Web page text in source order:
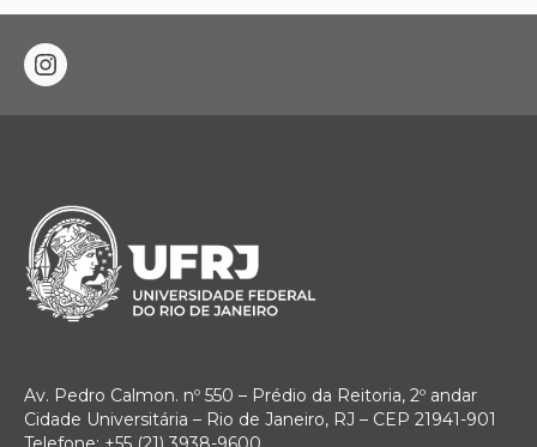
instagram
Av. Pedro Calmon. nº 550 – Prédio da Reitoria, 2º andar
Cidade Universitária – Rio de Janeiro, RJ – CEP 21941-901